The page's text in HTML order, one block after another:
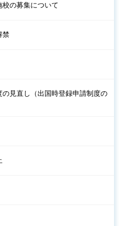
の募集について
禁
見直し（出国時登録申請制度の